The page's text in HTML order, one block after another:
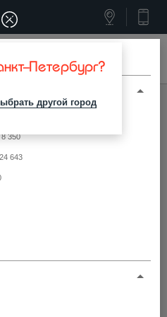
Петербург?
другой город
ФУРНИТУРА
Найти
8 350
643